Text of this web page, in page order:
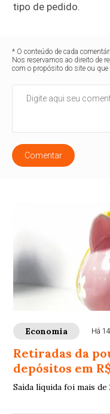
tipo de pedido.
* O conteúdo de cada
Nos reservamos ao direito de
com o propósito do site ou
Comentar
Economia Há
Retiradas da
depósitos em
Saída líquida foi mais